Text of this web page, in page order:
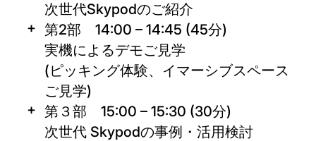
次世代Skypodのご紹介
第2部 14:00 – 14:45 (45分)
実機によるデモご見学
(ピッキング体験、イマーシブスペース
ご見学)
第３部 15:00 – 15:30 (30分)
次世代 Skypodの事例・活用検討